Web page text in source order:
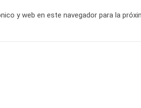
y web en este navegador para la